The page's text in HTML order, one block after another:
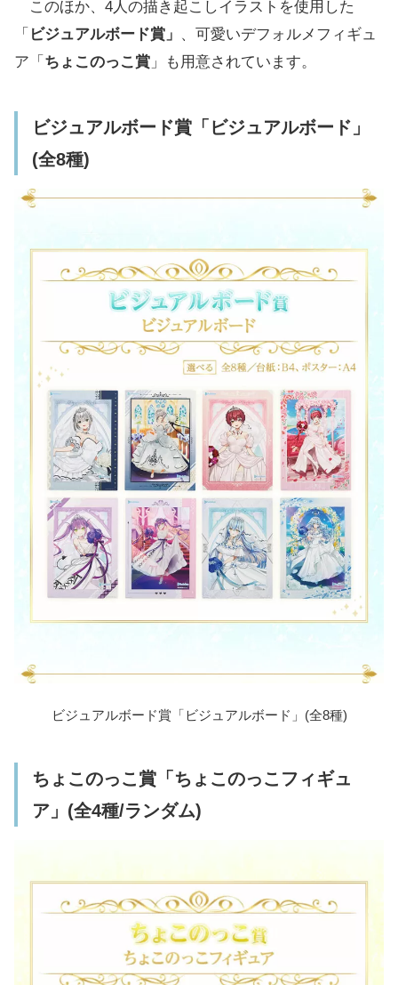
このほか、4人の描き起こしイラストを使用した
「 ビジュアルボード賞」 、可愛いデフォルメフィギュ
ア「 ちょこのっこ賞 」も用意されています。
ビジュアルボード賞「ビジュアルボード」
(全8種)
ビジュアルボード賞「ビジュアルボード」(全8種)
ちょこのっこ賞「ちょこのっこフィギュ
ア」(全4種/ランダム)